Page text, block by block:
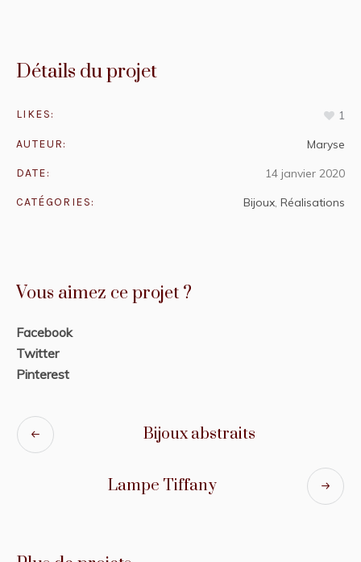
Détails du projet
LIKES: 1
AUTEUR: Maryse
DATE: 14 janvier 2020
CATÉGORIES: Bijoux, Réalisations
Vous aimez ce projet ?
Facebook
Twitter
Pinterest
Bijoux abstraits
Lampe Tiffany